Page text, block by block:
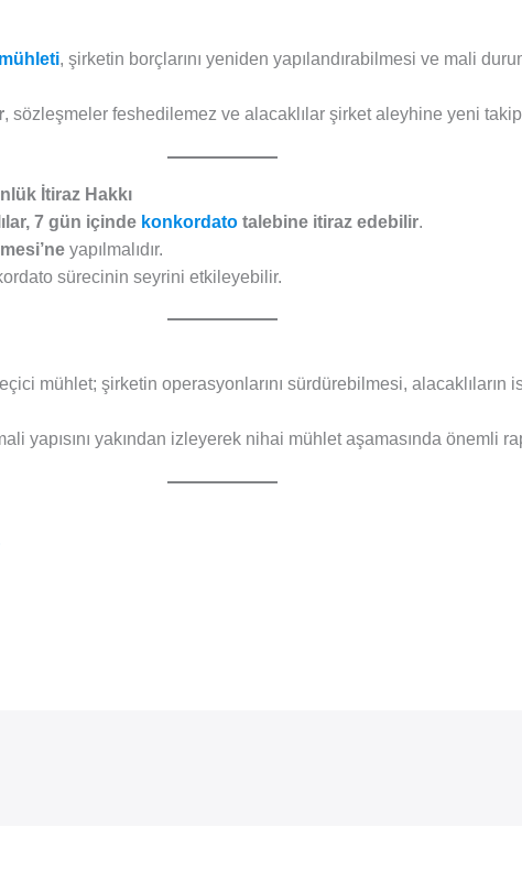
, şirketin borçlarını yeniden yapılandırabilmesi ve mali
, sözleşmeler feshedilemez ve alacaklılar şirket aleyhine yeni
İtiraz Hakkı
7 gün içinde konkordato talebine itiraz edebilir.
yapılmalıdır.
sürecinin seyrini etkileyebilir.
mühlet; şirketin operasyonlarını sürdürebilmesi, alacaklıların
yapısını yakından izleyerek nihai mühlet aşamasında önemli